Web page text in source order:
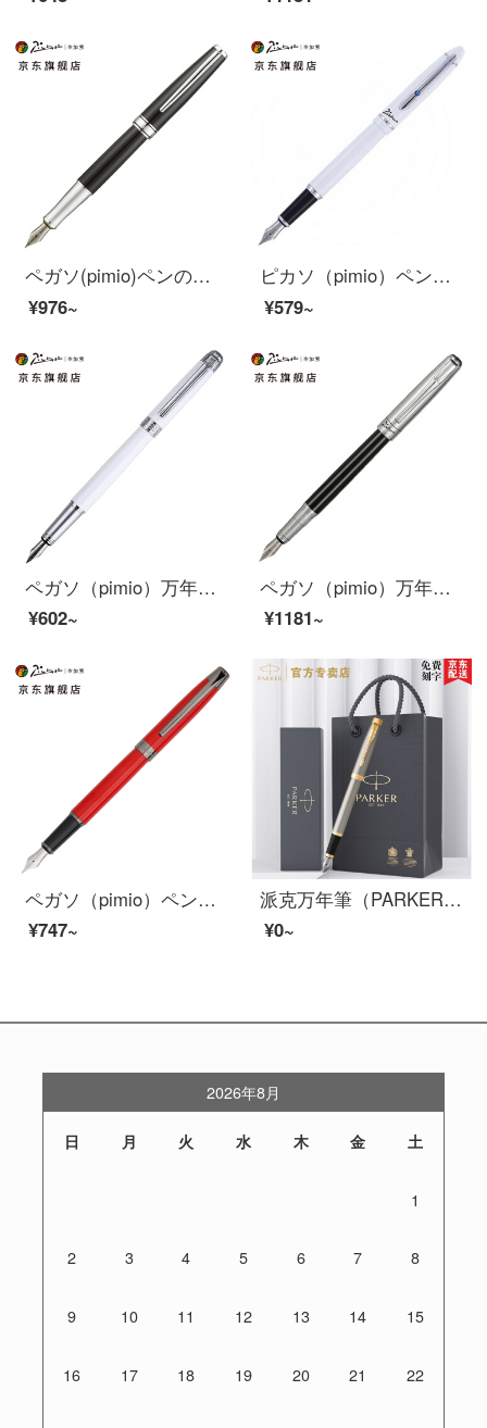
ペガソ(pimio)ペンのサインペンの男性女性のビジネスオフィス金属棒の学生は書道の習字用インクカートリッジの筆箱に何を入れますか？
¥976~
ピカソ（pimio）ペンサインペン男性女性ビジネスオフィス成人学生用0.5 mmインクペン安格丽丝シリーズ608慕白
¥579~
ペガソ（pimio）万年筆サインペン男性女性ビジネスオフィス成人学生用インクペン0.5 mmM 09慕白
¥602~
ペガソ（pimio）万年筆サインペン男性女性ビジネスプレゼント大人学生用0.5 mmインクペンアテネ皇朝シリーズ906霧銀
¥1181~
ペガソ（pimio）ペンサインペン大人用習字インクペン0.5 mmフェティチシリーズ920赤
¥747~
派克万年筆（PARKER）新款IM墨水笔 签字笔男女 学生万年筆练字 商务送礼生日七夕礼物【免费刻字】 【IM钢杆金夹墨水笔】
¥0~
2026年8月
日 月 火 水 木 金 土
1
2 3 4 5 6 7 8
9 10 11 12 13 14 15
16 17 18 19 20 21 22